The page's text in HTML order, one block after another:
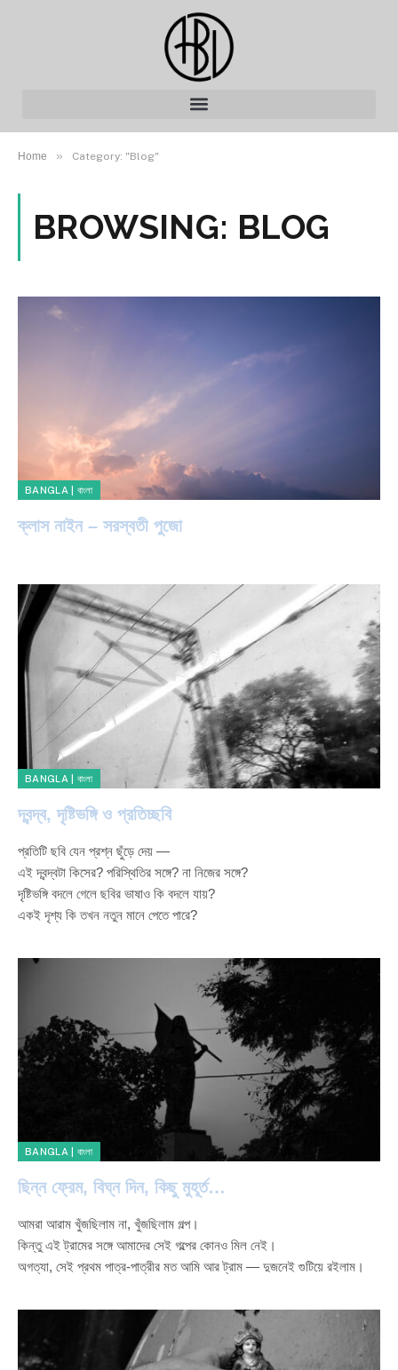
Home » Category: "Blog"
BROWSING: BLOG
BANGLA | বাংলা
ক্লাস নাইন – সরস্বতী পুজো
BANGLA | বাংলা
দ্বন্দ্ব, দৃষ্টিভঙ্গি ও প্রতিচ্ছবি
প্রতিটি ছবি যেন প্রশ্ন ছুঁড়ে দেয় —
এই দ্বন্দ্বটা কিসের? পরিস্থিতির সঙ্গে? না নিজের সঙ্গে?
দৃষ্টিভঙ্গি বদলে গেলে ছবির ভাষাও কি বদলে যায়?
একই দৃশ্য কি তখন নতুন মানে পেতে পারে?
BANGLA | বাংলা
ছিন্ন ফ্রেম, বিঘ্ন দিন, কিছু মুহূর্ত…
আমরা আরাম খুঁজছিলাম না, খুঁজছিলাম গল্প।
কিন্তু এই ট্রামের সঙ্গে আমাদের সেই গল্পের কোনও মিল নেই।
অগত্যা, সেই প্রথম পাত্র-পাত্রীর মত আমি আর ট্রাম — দুজনেই গুটিয়ে রইলাম।